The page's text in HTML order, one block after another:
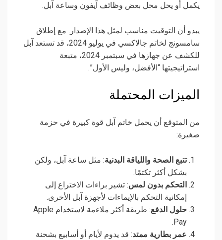
يكمل أو يحل محل بعض وظائف آيفون وساعة آبل.
يبدو أن التوقيت مناسب لمثل هذا الإصدار. مع إطلاق
سامسونج لخاتم جالاكسي في يوليو 2024، قد تستعد آبل
للكشف عن جهازها في سبتمبر 2024، متبعة
استراتيجيتها “الأفضل، وليس الأول”.
الميزات المحتملة
من المتوقع أن يحمل خاتم آبل قوة كبيرة في حزمة
صغيرة:
تتبع الصحة واللياقة البدنية: مثل ساعة آبل، ولكن
بشكل أكثر تكتمًا.
التحكم بدون لمس: تشير براءات الاختراع إلى
إمكانية التحكم بالإيماءات لأجهزة آبل الأخرى.
حلول الدفع
: طريقة أكثر ملاءمة لاستخدام Apple
Pay.
عمر بطارية ممتد: قد يدوم لأيام أو أسابيع بشحنة